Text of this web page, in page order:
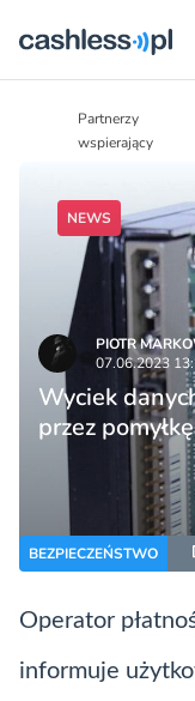
Partnerzy
wspierający
NEWS
PIOTR
07.06.2023
Wyciek
przez
BEZPIECZEŃSTWO
Operator
informuje